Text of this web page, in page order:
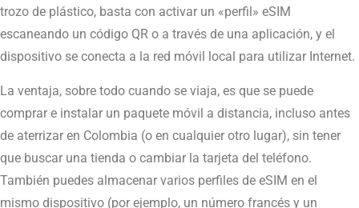
trozo de plástico, basta con activar un «perfil» eSIM
escaneando un código QR o a través de una aplicación, y el
dispositivo se conecta a la red móvil local para utilizar Internet.
La ventaja, sobre todo cuando se viaja, es que se puede
comprar e instalar un paquete móvil a distancia, incluso antes
de aterrizar en Colombia (o en cualquier otro lugar), sin tener
que buscar una tienda o cambiar la tarjeta del teléfono.
También puedes almacenar varios perfiles de eSIM en el
mismo dispositivo (por ejemplo, un número francés y un